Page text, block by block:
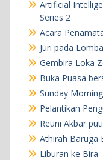
Artificial
Series 2
Acara
Juri pada
Gembira Loka
Buka Puasa
Sunday
Pelantikan
Reuni Akbar
Athirah Baruga
Liburan ke Bira